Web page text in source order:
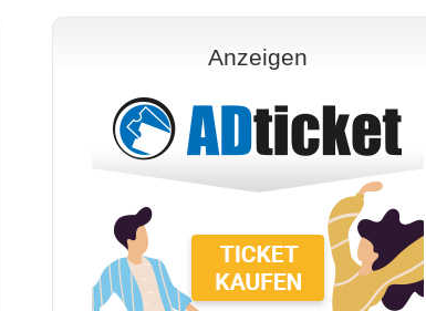
Anzeigen